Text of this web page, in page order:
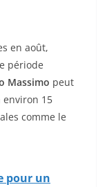
en août,
période
Massimo peut
environ 15
comme le
pour un